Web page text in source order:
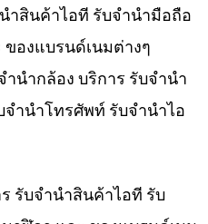
ำสินค้าไอที รับจำนำมือถือ
องแบรนด์เนมต่างๆ
นำกล้อง บริการ รับจำนำ
ำนำโทรศัพท์ รับจำนำไอ
รับจำนำสินค้าไอที รับ